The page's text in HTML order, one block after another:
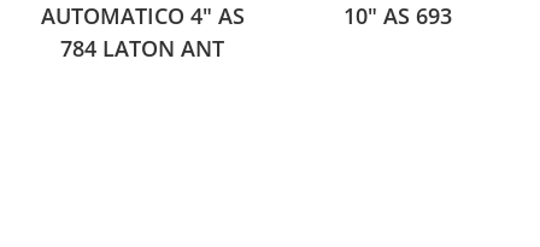
AUTOMATICO 4″ AS
784 LATON ANT
10″ AS 693